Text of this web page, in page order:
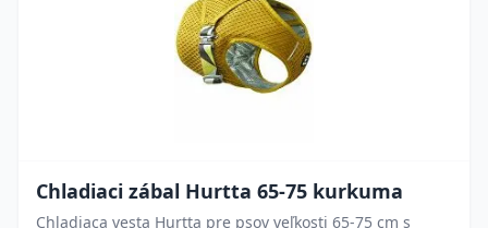
Chladiaci zábal Hurtta 65-75 kurkuma
Chladiaca vesta Hurtta pre psov veľkosti 65-75 cm s